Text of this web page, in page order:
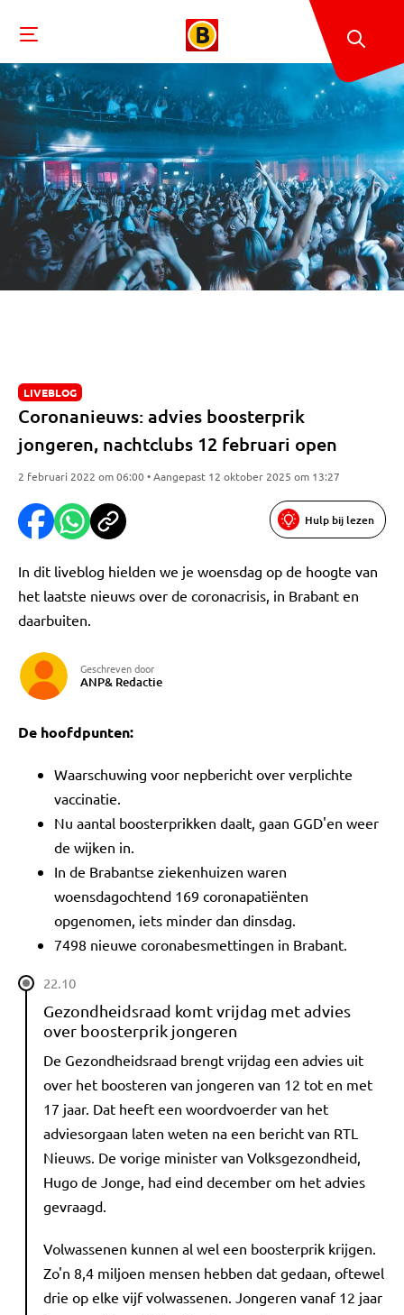
LIVEBLOG
Coronanieuws: advies boosterprik
jongeren, nachtclubs 12 februari open
2 februari 2022 om 06:00 • Aangepast 12 oktober 2025 om 13:27
Hulp bij lezen
In dit liveblog hielden we je woensdag op de hoogte van
het laatste nieuws over de coronacrisis, in Brabant en
daarbuiten.
Geschreven door
ANP& Redactie
De hoofdpunten:
Waarschuwing voor nepbericht over verplichte
vaccinatie.
Nu aantal boosterprikken daalt, gaan GGD'en weer
de wijken in.
In de Brabantse ziekenhuizen waren
woensdagochtend 169 coronapatiënten
opgenomen, iets minder dan dinsdag.
7498 nieuwe coronabesmettingen in Brabant.
22.10
Gezondheidsraad komt vrijdag met advies
over boosterprik jongeren
De Gezondheidsraad brengt vrijdag een advies uit
over het boosteren van jongeren van 12 tot en met
17 jaar. Dat heeft een woordvoerder van het
adviesorgaan laten weten na een bericht van RTL
Nieuws. De vorige minister van Volksgezondheid,
Hugo de Jonge, had eind december om het advies
gevraagd.
Volwassenen kunnen al wel een boosterprik krijgen.
Zo'n 8,4 miljoen mensen hebben dat gedaan, oftewel
drie op elke vijf volwassenen. Jongeren vanaf 12 jaar